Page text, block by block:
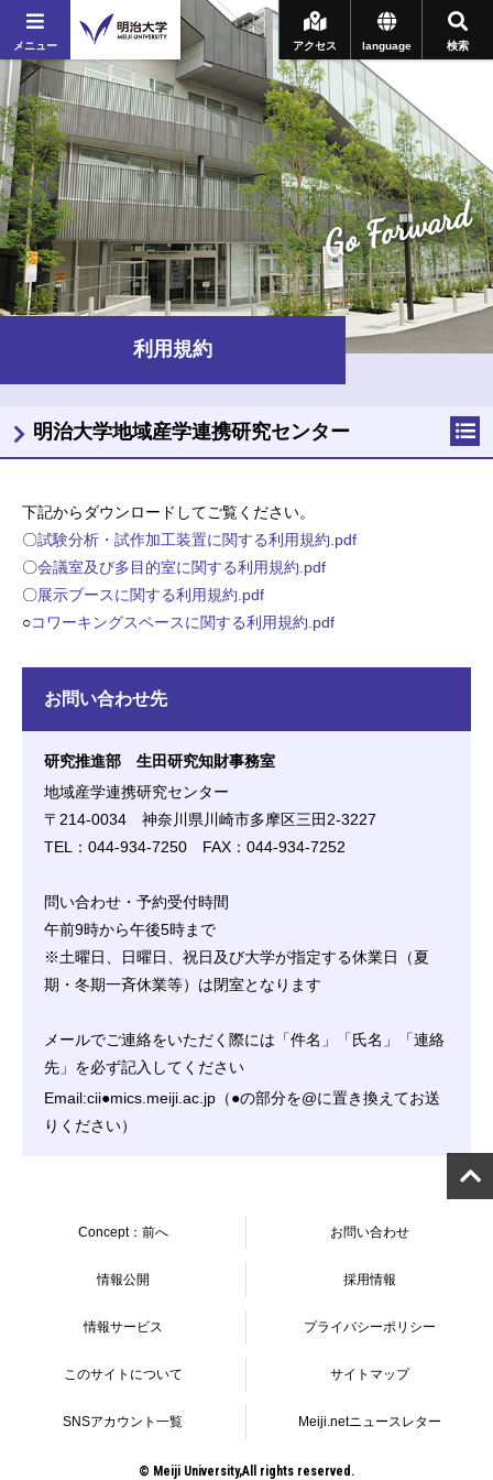
メニュー 検索
language
アクセス
Go Forward
利用規約
下記からダウンロードしてご覧ください。
〇試験分析・試作加工装置に関する利用規約.pdf
〇会議室及び多目的室に関する利用規約.pdf
〇展示ブースに関する利用規約.pdf
○コワーキングスペースに関する利用規約.pdf
お問い合わせ先
研究推進部 生田研究知財事務室
地域産学連携研究センター
〒214-0034 神奈川県川崎市多摩区三田2-3227
TEL：044-934-7250 FAX：044-934-7252
問い合わせ・予約受付時間
午前9時から午後5時まで
※土曜日、日曜日、祝日及び大学が指定する休業日（夏
期・冬期一斉休業等）は閉室となります
メールでご連絡をいただく際には「件名」「氏名」「連絡
先」を必ず記入してください
Email:cii●mics.meiji.ac.jp（●の部分を@に置き換えてお送
りください）
明治大学地域産学連携研究センター
Concept：前へ お問い合わせ
情報公開 採用情報
情報サービス プライバシーポリシー
このサイトについて サイトマップ
SNSアカウント一覧 Meiji.netニュースレター
© Meiji University,All rights reserved.